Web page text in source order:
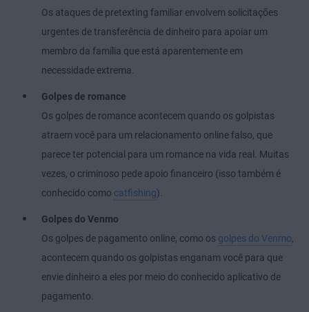
Os ataques de pretexting familiar envolvem solicitações
urgentes de transferência de dinheiro para apoiar um
membro da família que está aparentemente em
necessidade extrema.
Golpes de romance
Os golpes de romance acontecem quando os golpistas
atraem você para um relacionamento online falso, que
parece ter potencial para um romance na vida real. Muitas
vezes, o criminoso pede apoio financeiro (isso também é
conhecido como catfishing).
Golpes do Venmo
Os golpes de pagamento online, como os golpes do Venmo,
acontecem quando os golpistas enganam você para que
envie dinheiro a eles por meio do conhecido aplicativo de
pagamento.